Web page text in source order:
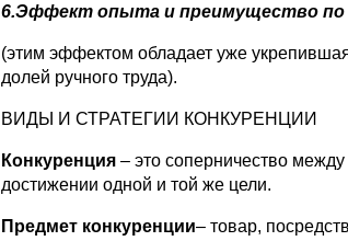
6.Эффект опыта и преимущество по
(этим эффектом обладает уже
долей ручного труда).
ВИДЫ И СТРАТЕГИИ КОНКУРЕНЦИИ
Конкуренция – это соперничество
достижении одной и той же цели.
Предмет конкуренции– товар,